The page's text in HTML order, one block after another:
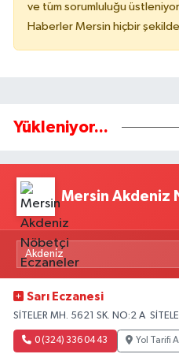
ve tüm sorumluluğu
Haberler Mersin hiçbir
Yükleniyor...
Mersin Akdeniz
Sarı Eczanesi
SİTELER MH. 5621 SK. NO:2 A
0 (324) 336 04 43 Yol Tarifi Al